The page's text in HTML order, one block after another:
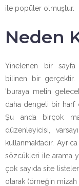
ile popüler olmuştur.
Neden
Yinelenen bir sayfa
bilinen bir gerçektir.
'buraya metin
daha dengeli bir harf
Şu anda birçok
düzenleyicisi,
kullanmaktadır.
sözcükleri ile arama
çok sayıda site
olarak (örneğin mizah